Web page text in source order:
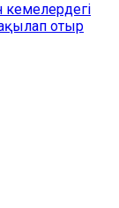
кемелердегі
отыр